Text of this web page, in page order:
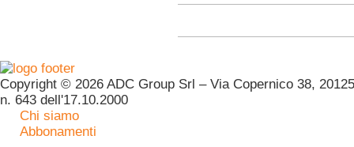
Copyright © 2026 ADC Group Srl – Via Copernico 38,
n. 643 dell'17.10.2000
Chi siamo
Abbonamenti